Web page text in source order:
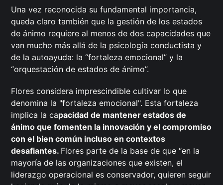
Una vez reconocida su fundamental importancia,
queda claro también que la gestión de los estados
de ánimo requiere al menos de dos capacidades que
van mucho más allá de la psicología conductista y
de la autoayuda: la “fortaleza emocional” y la
“orquestación de estados de ánimo”.
Flores considera imprescindible cultivar lo que
denomina la "fortaleza emocional". Esta fortaleza
implica la capacidad de mantener estados de
ánimo que fomenten la innovación y el compromiso
con el bien común incluso en contextos
desafiantes. Flores parte de la base de que “en la
mayoría de las organizaciones que existen, el
liderazgo operacional es conservador, quieren seguir